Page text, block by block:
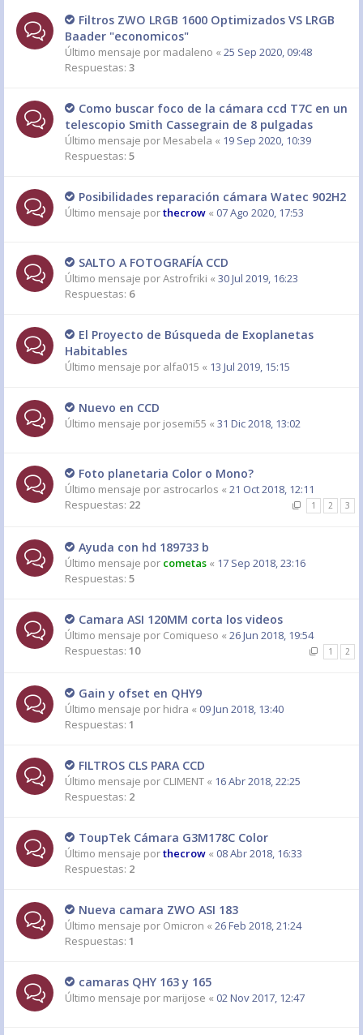
Filtros ZWO LRGB 1600 Optimizados VS LRGB
Baader "economicos"
Último mensaje por madaleno « 25 Sep 2020, 09:48
Respuestas: 3
Como buscar foco de la cámara ccd T7C en un
telescopio Smith Cassegrain de 8 pulgadas
Último mensaje por Mesabela « 19 Sep 2020, 10:39
Respuestas: 5
Posibilidades reparación cámara Watec 902H2
Último mensaje porthecrow « 07 Ago 2020, 17:53
SALTO A FOTOGRAFÍA CCD
Último mensaje porAstrofriki « 30 Jul 2019, 16:23
Respuestas: 6
El Proyecto de Búsqueda de Exoplanetas
Habitables
Último mensaje por alfa015 « 13 Jul 2019, 15:15
Nuevo en CCD
Último mensaje por josemi55 « 31 Dic 2018, 13:02
Foto planetaria Color o Mono?
Último mensaje por astrocarlos « 21 Oct 2018, 12:11
Respuestas: 22 1 2 3
Ayuda con hd 189733 b
Último mensaje por cometas « 17 Sep 2018, 23:16
Respuestas: 5
Camara ASI 120MM corta los videos
Último mensaje por Comiqueso « 26 Jun 2018, 19:54
Respuestas: 10 1 2
Gain y ofset en QHY9
Último mensaje por hidra « 09 Jun 2018, 13:40
Respuestas: 1
FILTROS CLS PARA CCD
Último mensaje por CLIMENT « 16 Abr 2018, 22:25
Respuestas: 2
ToupTek Cámara G3M178C Color
Último mensaje porthecrow « 08 Abr 2018, 16:33
Respuestas: 2
Nueva camara ZWO ASI 183
Último mensaje por Omicron « 26 Feb 2018, 21:24
Respuestas: 1
camaras QHY 163 y 165
Último mensaje por marijose « 02 Nov 2017, 12:47